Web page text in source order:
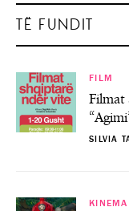
TË FUNDIT
FILM
Filmat
SILVIA
KINEMA